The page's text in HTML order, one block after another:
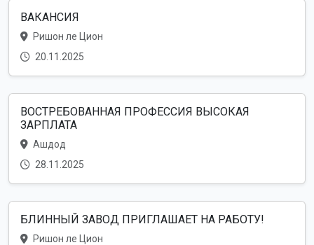
ВАКАНСИЯ
Ришон ле Цион
20.11.2025
ВОСТРЕБОВАННАЯ ПРОФЕССИЯ ВЫСОКАЯ
ЗАРПЛАТА
Ашдод
28.11.2025
БЛИННЫЙ ЗАВОД ПРИГЛАШАЕТ НА РАБОТУ!
Ришон ле Цион